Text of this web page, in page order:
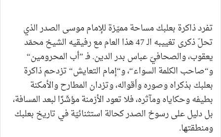
تفرد ذاكرة بعلبك مساحة مميّزة للإمام موسى الصدر الذي
تحلّ ذكرى تغييبه الـ 47 هذا العام مع رفيقيه الشيخ محمّد
يعقوب، والصحافيّ عباس بدر الدين. فـ ”أب المحرومين“
و“صاحب الكلمة السواء“، و“إمام التعايش“ تزدحم ذاكرة
بعلبك بذكراه وصوره وأقواله، وتزدان المطارح والأمكنة
بطيفه وحكاياه ومآثره، فلا تعود الأزمنة مؤشّرًا لبعد المسافة،
بل دليل على رسوخ الصدر كحالة استثنائيّة في تاريخ بعلبك
ومنطقتها.